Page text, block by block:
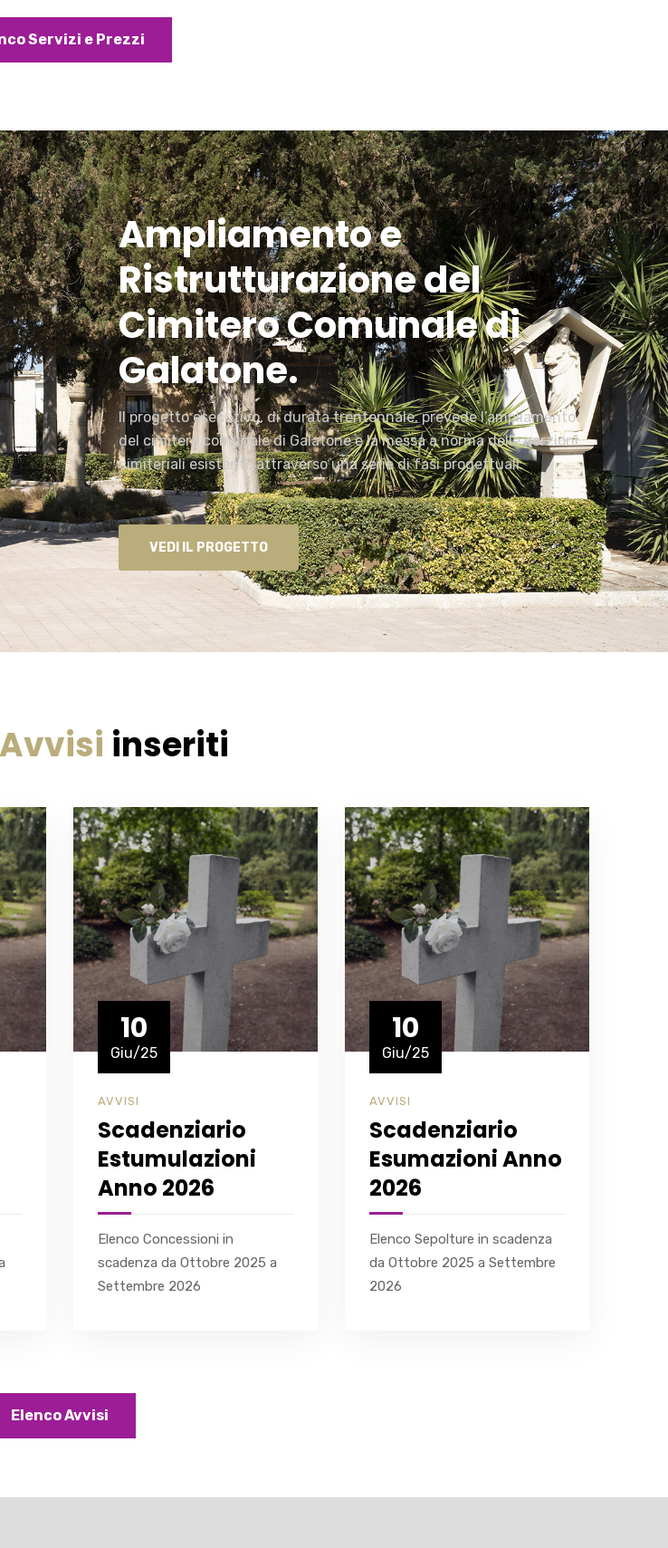
Servizi e Prezzi
Ampliamento e
Ristrutturazione del
Cimitero Comunale di
Galatone.
Il progetto esecutivo, di durata trentennale, prevede l’ampliamento
del cimitero comunale di Galatone e la messa a norma delle porzioni
cimiteriali esistenti, attraverso una serie di fasi progettuali.
VEDI IL PROGETTO
Avvisi inseriti
10
Giu/25
AVVISI
Scadenziario
Estumulazioni
Anno 2026
Elenco Concessioni in
scadenza da Ottobre 2025 a
Settembre 2026
10
Giu/25
AVVISI
Scadenziario
Esumazioni Anno
2026
Elenco Sepolture in scadenza
da Ottobre 2025 a Settembre
2026
Elenco Avvisi